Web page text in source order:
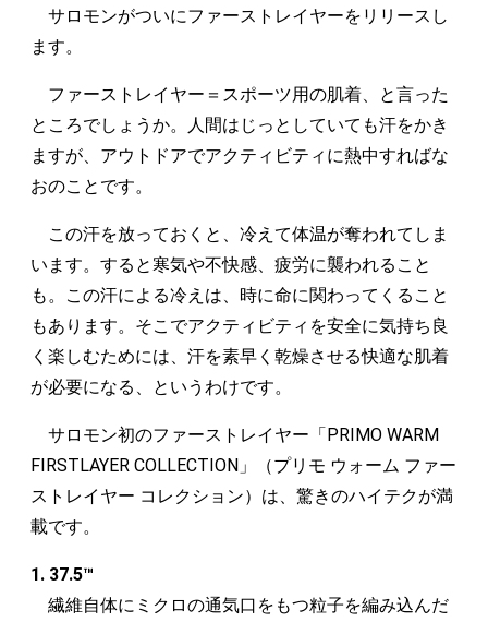
サロモンがついにファーストレイヤーをリリースし
ます。
ファーストレイヤー＝スポーツ用の肌着、と言った
ところでしょうか。人間はじっとしていても汗をかき
ますが、アウトドアでアクティビティに熱中すればな
おのことです。
この汗を放っておくと、冷えて体温が奪われてしま
います。すると寒気や不快感、疲労に襲われること
も。この汗による冷えは、時に命に関わってくること
もあります。そこでアクティビティを安全に気持ち良
く楽しむためには、汗を素早く乾燥させる快適な肌着
が必要になる、というわけです。
サロモン初のファーストレイヤー「PRIMO WARM
FIRSTLAYER COLLECTION」（プリモ ウォーム ファー
ストレイヤー コレクション）は、驚きのハイテクが満
載です。
1. 37.5™
繊維自体にミクロの通気口をもつ粒子を編み込んだ